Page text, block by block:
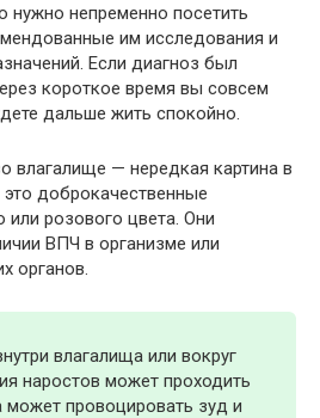
нужно непременно посетить
им исследования и
Если диагноз был
короткое время вы совсем
дальше жить спокойно.
— нередкая картина в
доброкачественные
или розового цвета. Они
ВПЧ в организме или
органов.
влагалища или вокруг
наростов может проходить
может провоцировать зуд и